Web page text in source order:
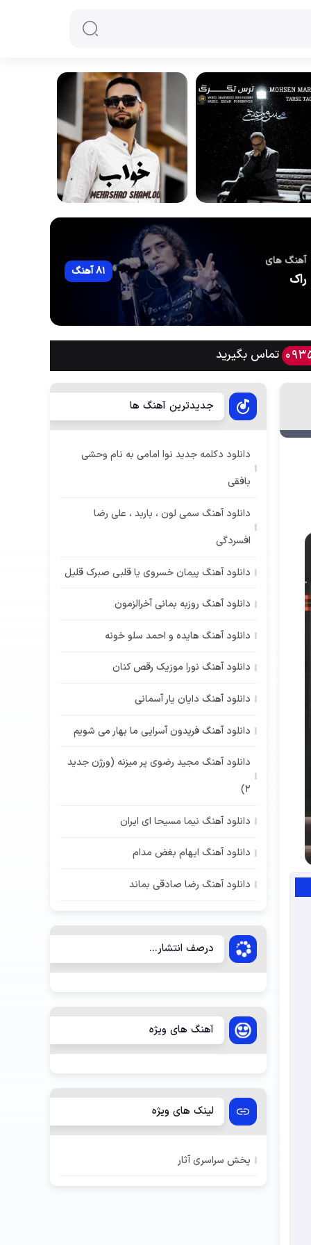
آهنگ های
راک 81 آهنگ
تماس بگیرید
جدیدترین آهنگ ها
دانلود دکلمه جدید نوا امامی به نام وحشی
بافقی
دانلود آهنگ سمی لون ، باربد ، علی رضا
افسردگی
دانلود آهنگ پیمان خسروی یا قلبی صبرک قلیل
دانلود آهنگ روزبه بمانی آخرالزمون
دانلود آهنگ هایده و احمد سلو خونه
دانلود آهنگ نورا موزیک رقص کنان
دانلود آهنگ دایان یار آسمانی
دانلود آهنگ فریدون آسرایی ما بهار می شویم
دانلود آهنگ مجید رضوی پر میزنه (ورژن جدید
2)
دانلود آهنگ نیما مسیحا ای ایران
دانلود آهنگ ایهام بغض مدام
دانلود آهنگ رضا صادقی بماند
درصف انتشار...
آهنگ های ویژه
لینک های ویژه
پخش سراسری آثار